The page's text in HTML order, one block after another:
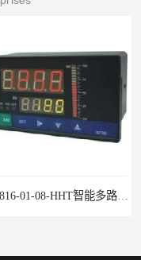
水泥厂用DG1300-PJ-1-2-40/AA2N压力变送器